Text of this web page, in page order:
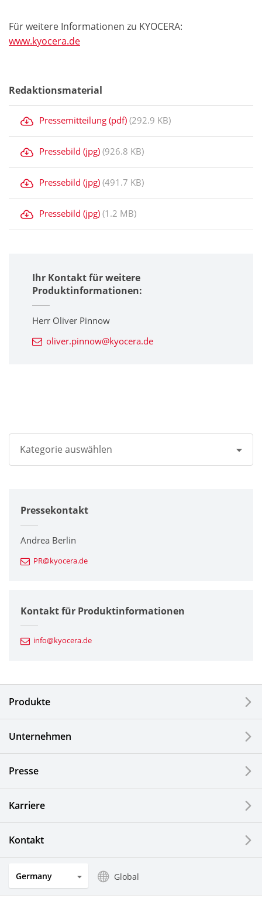
Für weitere Informationen zu KYOCERA:
www.kyocera.de
Redaktionsmaterial
Pressemitteilung (pdf) (292.9 KB)
Pressebild (jpg) (926.8 KB)
Pressebild (jpg) (491.7 KB)
Pressebild (jpg) (1.2 MB)
Ihr Kontakt für weitere
Produktinformationen:
Herr Oliver Pinnow
oliver.pinnow@kyocera.de
Kategorie auswählen
Unternehmen
Drucker / Multifunktionsgeräte
Feinkeramik-Komponenten
Automotive Komponenten
Elektronische Komponenten & Geräte
Optische Komponenten
Photovoltaiksysteme
Küchenprodukte
Pressekontakt
Andrea Berlin
PR@kyocera.de
Kontakt für Produktinformationen
info@kyocera.de
Produkte
Unternehmen
Presse
Karriere
Kontakt
Germany Global